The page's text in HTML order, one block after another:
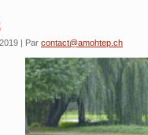
| Par contact@amohtep.ch